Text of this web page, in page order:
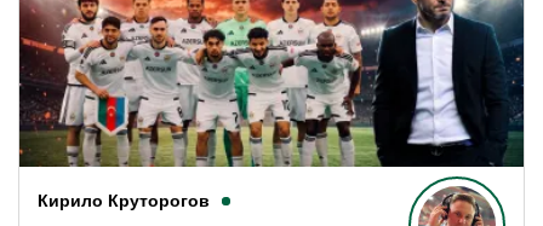
Кирило Круторогов